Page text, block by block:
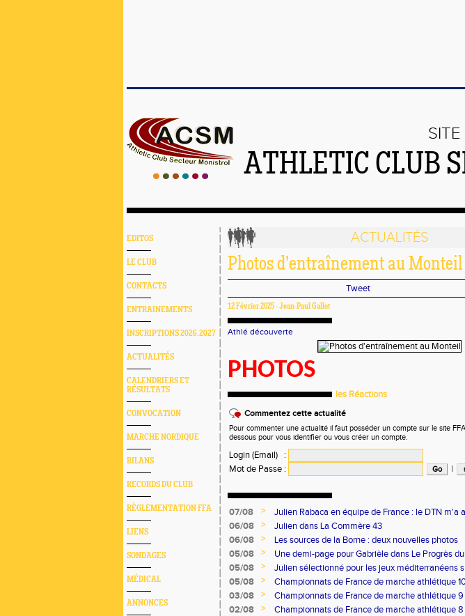
ATHLETIC CLUB
EDITOS
LE CLUB
CONTACTS
ENTRAINEMENTS
INSCRIPTIONS 2026.2027
ACTUALITÉS
CALENDRIERS ET
RÉSULTATS
CONVOCATION
MARCHE NORDIQUE
BILANS
RECORDS DU CLUB
RÈGLEMENTATION FFA
LIENS
SONDAGES
MÉDICAL
ANNONCES
ACTUALITÉS
Photos d'entraînement au Monteil
Tweet
12 Février 2025 - Jean-Paul Gallot
Athlé découverte
PHOTOS
les Réactions
Commentez cette actualité
Pour commenter une actualité il faut posséder un compte sur le site
dessous pour vous identifier ou vous créer un compte.
Login (Email)
:
Mot de Passe : |
07/08 >
Julien Rabaca en équipe de France : le DTN m'a
06/08
>
Julien dans La Commère 43
06/08
>
Les sources de la Borne : deux nouvelles photos
05/08
>
Une demi-page pour Gabrièle dans Le Progrès
05/08
>
Julien sélectionné pour les jeux méditerranéens
05/08
>
Championnats de France de marche athlétique
03/08
>
Championnats de France de marche athlétique 9
02/08
>
Championnats de France de marche athlétique 8